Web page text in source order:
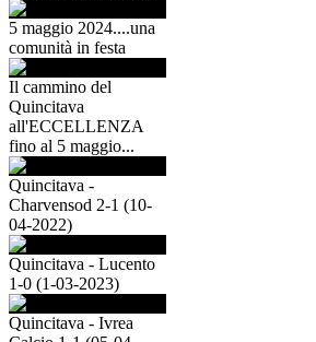
5 maggio 2024....una
comunità in festa
Il cammino del
Quincitava
all'ECCELLENZA
fino al 5 maggio...
Quincitava -
Charvensod 2-1 (10-
04-2022)
Quincitava - Lucento
1-0 (1-03-2023)
Quincitava - Ivrea